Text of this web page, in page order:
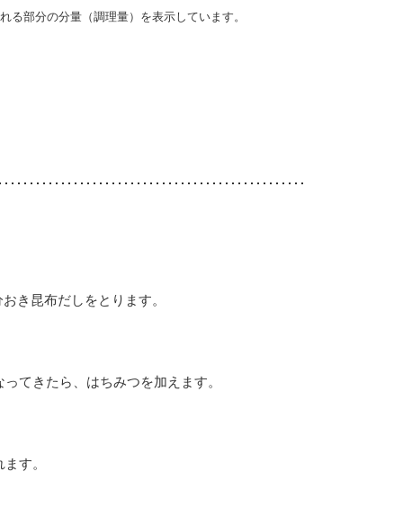
部分の分量（調理量）を表示しています。
き昆布だしをとります。
てきたら、はちみつを加えます。
す。